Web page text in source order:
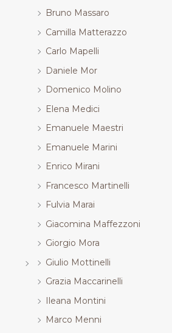
Bruno Massaro
Camilla Matterazzo
Carlo Mapelli
Daniele Mor
Domenico Molino
Elena Medici
Emanuele Maestri
Emanuele Marini
Enrico Mirani
Francesco Martinelli
Fulvia Marai
Giacomina Maffezzoni
Giorgio Mora
Giulio Mottinelli
Grazia Maccarinelli
Ileana Montini
Marco Menni